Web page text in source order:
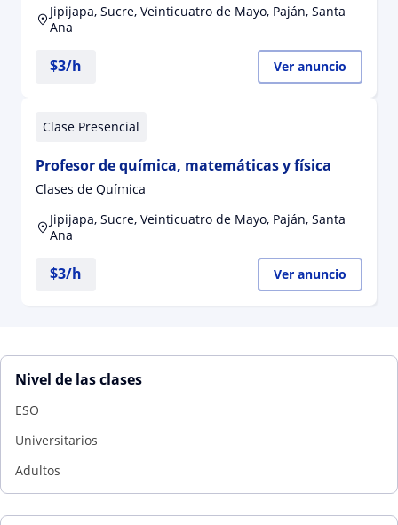
Jipijapa, Sucre, Veinticuatro de Mayo, Paján, Santa
Ana
$3/h Ver anuncio
Clase Presencial
Profesor de química, matemáticas y física
Clases de Química
Jipijapa, Sucre, Veinticuatro de Mayo, Paján, Santa
Ana
$3/h Ver anuncio
Nivel de las clases
ESO
Universitarios
Adultos